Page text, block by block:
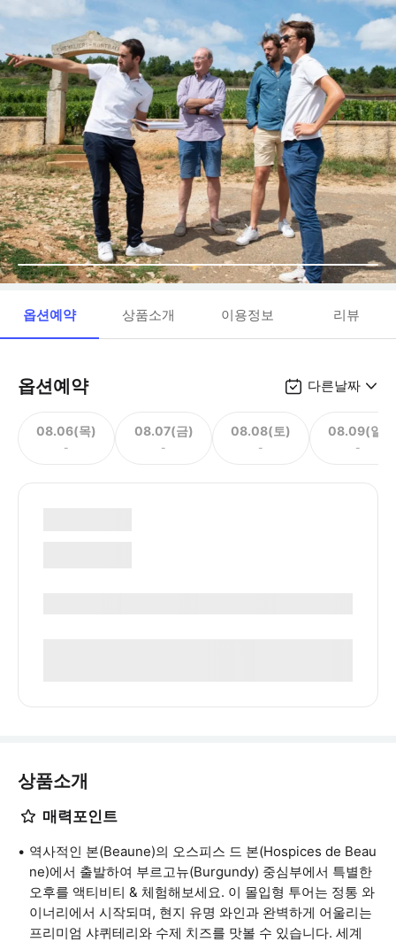
옵션예약 상품소개 이용정보 리뷰
옵션예약 다른날짜
08.06(목)
-
08.07(금)
-
08.08(토)
-
08.09(일)
-
상품소개
매력포인트
역사적인 본(Beaune)의 오스피스 드 본(Hospices de Beau
ne)에서 출발하여 부르고뉴(Burgundy) 중심부에서 특별한
오후를 액티비티 & 체험해보세요. 이 몰입형 투어는 정통 와
이너리에서 시작되며, 현지 유명 와인과 완벽하게 어울리는
프리미엄 샤퀴테리와 수제 치즈를 맛볼 수 있습니다. 세계